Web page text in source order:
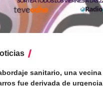
sanitario, una vecina
fue derivada de urgencia